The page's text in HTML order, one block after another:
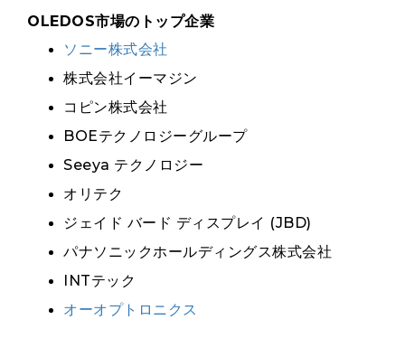
OLEDOS市場のトップ企業
ソニー株式会社
株式会社イーマジン
コピン株式会社
BOEテクノロジーグループ
Seeya テクノロジー
オリテク
ジェイド バード ディスプレイ (JBD)
パナソニックホールディングス株式会社
INTテック
オーオプトロニクス